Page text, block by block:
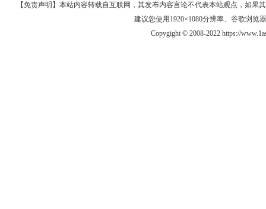
【免责声明】本站内容转载自互联网，其发布内容言论不代表本站观点，如果
建议您使用1920×1080分辨率、谷歌浏览
Copygight © 2008-2022 https://